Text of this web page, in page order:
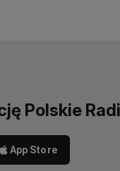
Polskie
App Store